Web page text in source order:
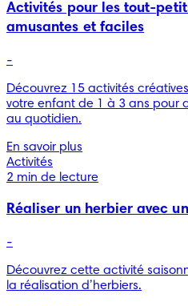
Activités pour les tout-
amusantes et faciles
-
Découvrez 15 activités
votre enfant de 1 à 3 ans pour
au quotidien.
En savoir plus
Activités
2 min de lecture
Réaliser un herbier avec
-
Découvrez cette activité
la réalisation d’herbiers.